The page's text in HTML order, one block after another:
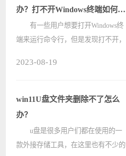
面????
办？打不开Windows终端如何解
决？
有一些用户想要打开Windows终
端来运行命令行，但是发现打不开，
像之家小编就带着大家一起看看如何
解????
2023-08-19
win11U盘文件夹删除不了怎么
办？
u盘是很多用户们都在使用的一
款外接存储工具，在这里也有不少的